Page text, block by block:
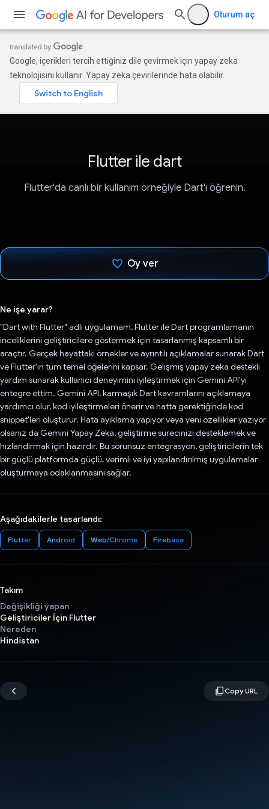
Oturum aç
Google, içerikleri tercih ettiğiniz dile çevirmek için yapay zeka
teknolojisini kullanır. Yapay zeka çevirilerinde hata olabilir.
Flutter ile dart
Flutter'da canlı bir kullanım örneğiyle Dart'ı öğrenin.
Oy ver
Ne işe yarar?
"Dart with Flutter" adlı uygulamam, Flutter ile Dart programlamanın
inceliklerini geliştiricilere göstermek için tasarlanmış kapsamlı bir
araçtır. Gerçek hayattaki örnekler ve ayrıntılı açıklamalar sunarak Dart
ve Flutter'ın tüm temel öğelerini kapsar. Gelişmiş yapay zeka destekli
yardım sunarak kullanıcı deneyimini iyileştirmek için Gemini API'yi
entegre ettim. Gemini API, karmaşık Dart kavramlarını açıklamaya
yardımcı olur, kod iyileştirmeleri önerir ve hatta gerektiğinde kod
snippet'leri oluşturur. Hata ayıklama yapıyor veya yeni özellikler yazıyor
olsanız da Gemini Yapay Zeka, geliştirme sürecinizi desteklemek ve
hızlandırmak için hazırdır. Bu sorunsuz entegrasyon, geliştiricilerin tek
bir güçlü platformda güçlü, verimli ve iyi yapılandırılmış uygulamalar
oluşturmaya odaklanmasını sağlar.
Aşağıdakilerle tasarlandı:
Flutter Android Web/Chrome Firebase
Takım
Değişikliği yapan
Geliştiriciler İçin Flutter
Nereden
Hindistan